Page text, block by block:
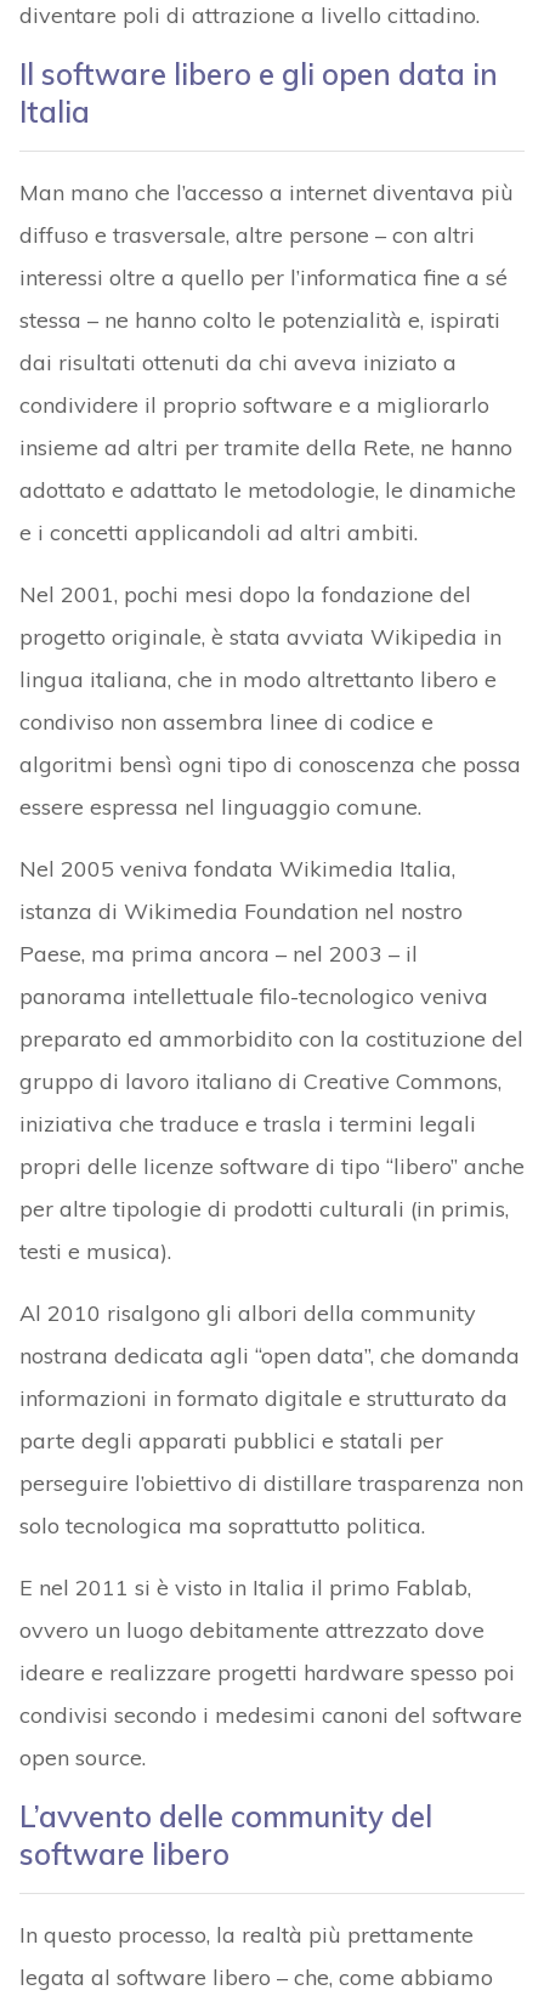
diventare poli di attrazione a livello cittadino.
Il software libero e gli open data in
Italia
Man mano che l’accesso a internet diventava più
diffuso e trasversale, altre persone – con altri
interessi oltre a quello per l’informatica fine a sé
stessa – ne hanno colto le potenzialità e, ispirati
dai risultati ottenuti da chi aveva iniziato a
condividere il proprio software e a migliorarlo
insieme ad altri per tramite della Rete, ne hanno
adottato e adattato le metodologie, le dinamiche
e i concetti applicandoli ad altri ambiti.
Nel 2001, pochi mesi dopo la fondazione del
progetto originale, è stata avviata Wikipedia in
lingua italiana, che in modo altrettanto libero e
condiviso non assembra linee di codice e
algoritmi bensì ogni tipo di conoscenza che possa
essere espressa nel linguaggio comune.
Nel 2005 veniva fondata Wikimedia Italia,
istanza di Wikimedia Foundation nel nostro
Paese, ma prima ancora – nel 2003 – il
panorama intellettuale filo-tecnologico veniva
preparato ed ammorbidito con la costituzione del
gruppo di lavoro italiano di Creative Commons,
iniziativa che traduce e trasla i termini legali
propri delle licenze software di tipo “libero” anche
per altre tipologie di prodotti culturali (in primis,
testi e musica).
Al 2010 risalgono gli albori della community
nostrana dedicata agli “open data”, che domanda
informazioni in formato digitale e strutturato da
parte degli apparati pubblici e statali per
perseguire l’obiettivo di distillare trasparenza non
solo tecnologica ma soprattutto politica.
E nel 2011 si è visto in Italia il primo Fablab,
ovvero un luogo debitamente attrezzato dove
ideare e realizzare progetti hardware spesso poi
condivisi secondo i medesimi canoni del software
open source.
L’avvento delle community del
software libero
In questo processo, la realtà più prettamente
legata al software libero – che, come abbiamo